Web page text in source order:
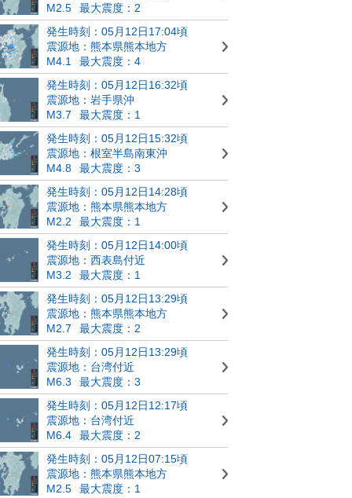
M2.5
最大震度：2
発生時刻：05月12日17:04頃
震源地：熊本県熊本地方
M4.1
最大震度：4
発生時刻：05月12日16:32頃
震源地：岩手県沖
M3.7
最大震度：1
発生時刻：05月12日15:32頃
震源地：根室半島南東沖
M4.8
最大震度：3
発生時刻：05月12日14:28頃
震源地：熊本県熊本地方
M2.2
最大震度：1
発生時刻：05月12日14:00頃
震源地：西表島付近
M3.2
最大震度：1
発生時刻：05月12日13:29頃
震源地：熊本県熊本地方
M2.7
最大震度：2
発生時刻：05月12日13:29頃
震源地：台湾付近
M6.3
最大震度：3
発生時刻：05月12日12:17頃
震源地：台湾付近
M6.4
最大震度：2
発生時刻：05月12日07:15頃
震源地：熊本県熊本地方
M2.5
最大震度：1